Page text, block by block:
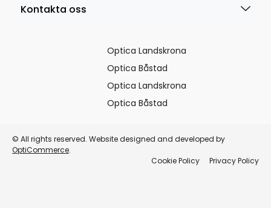
Kontakta oss
Optica Landskrona
Optica Båstad
Optica Landskrona
Optica Båstad
© All rights reserved. Website designed and developed by
OptiCommerce.
Cookie Policy
Privacy Policy